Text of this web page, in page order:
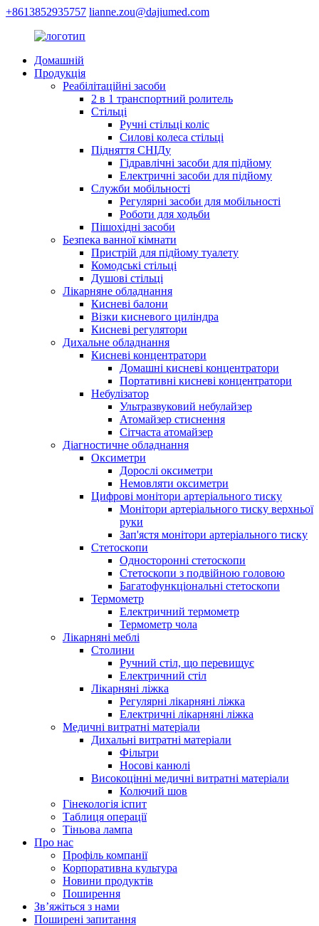
+8613852935757 lianne.zou@dajiumed.com
Домашній
Продукція
Реабілітаційні засоби
2 в 1 транспортний ролитель
Стільці
Ручні стільці коліс
Силові колеса стільці
Підняття СНІДу
Гідравлічні засоби для підйому
Електричні засоби для підйому
Служби мобільності
Регулярні засоби для мобільності
Роботи для ходьби
Пішохідні засоби
Безпека ванної кімнати
Пристрій для підйому туалету
Комодські стільці
Душові стільці
Лікарняне обладнання
Кисневі балони
Візки кисневого циліндра
Кисневі регулятори
Дихальне обладнання
Кисневі концентратори
Домашні кисневі концентратори
Портативні кисневі концентратори
Небулізатор
Ультразвуковий небулайзер
Атомайзер стиснення
Сітчаста атомайзер
Діагностичне обладнання
Оксиметри
Дорослі оксиметри
Немовляти оксиметри
Цифрові монітори артеріального тиску
Монітори артеріального тиску верхньої
руки
Зап'ястя монітори артеріального тиску
Стетоскопи
Односторонні стетоскопи
Стетоскопи з подвійною головою
Багатофункціональні стетоскопи
Термометр
Електричний термометр
Термометр чола
Лікарняні меблі
Столини
Ручний стіл, що перевищує
Електричний стіл
Лікарняні ліжка
Регулярні лікарняні ліжка
Електричні лікарняні ліжка
Медичні витратні матеріали
Дихальні витратні матеріали
Фільтри
Носові канюлі
Високоцінні медичні витратні матеріали
Колючий шов
Гінекологія іспит
Таблиця операції
Тіньова лампа
Про нас
Профіль компанії
Корпоративна культура
Новини продуктів
Поширення
Зв’яжіться з нами
Поширені запитання